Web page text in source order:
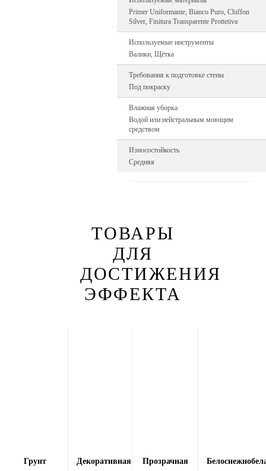
Primer Uniformante, Bianco Puro, Chiffon
Silver, Finitura Transparente Prottetiva
Используемые инструменты
Валики, Щётка
Требования к подготовке стены
Под покраску
Влажная уборка
Водой или нейстральным моющим
средством
Износостойкость
Средняя
ТОВАРЫ
ДЛЯ
ДОСТИЖЕНИЯ
ЭФФЕКТА
Грунт
Декоративная
Прозрачная